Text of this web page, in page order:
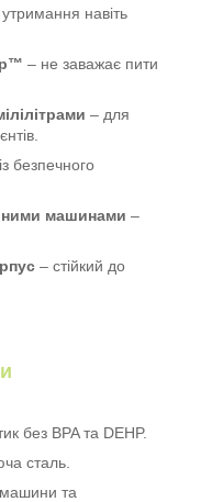
навіть
– не заважає пити
– для
безпечного
машинами –
– стійкий до
без BPA та DEHP.
сталь.
та